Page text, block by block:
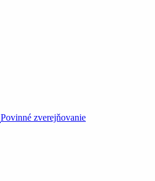
Povinné zverejňovanie